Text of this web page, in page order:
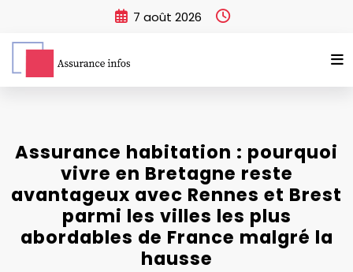
7 août 2026
Assurance habitation : pourquoi
vivre en Bretagne reste
avantageux avec Rennes et Brest
parmi les villes les plus
abordables de France malgré la
hausse